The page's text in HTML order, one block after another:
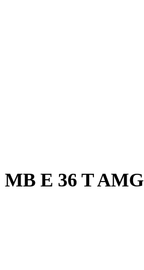
MB E 36 T AMG